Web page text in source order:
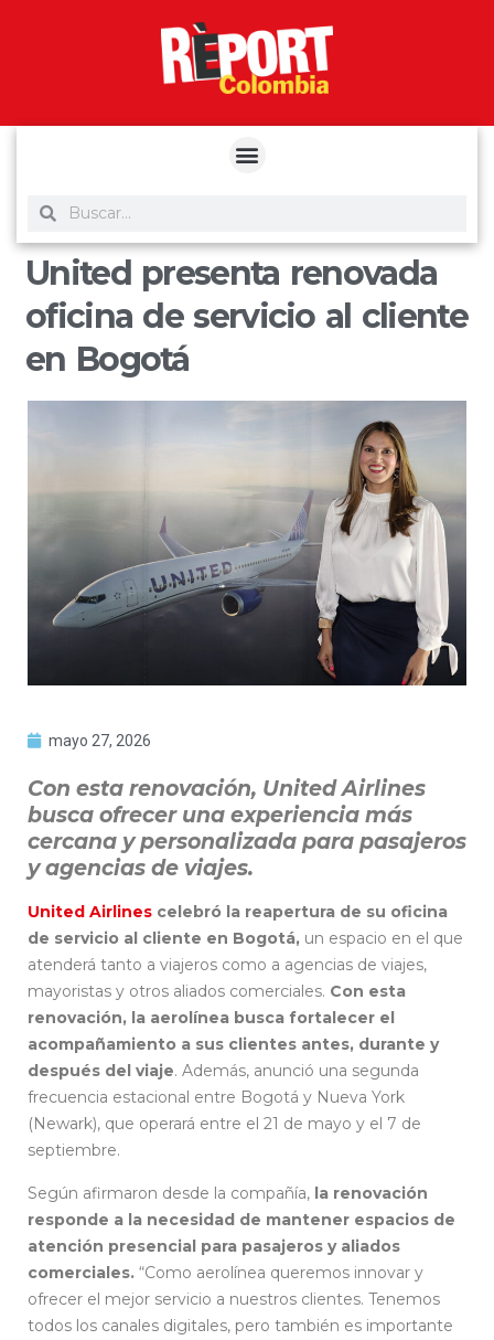
United presenta renovada
oficina de servicio al cliente
en Bogotá
mayo 27, 2026
Con esta renovación, United Airlines
busca ofrecer una experiencia más
cercana y personalizada para pasajeros
y agencias de viajes.
United Airlines celebró la reapertura de su oficina
de servicio al cliente en Bogotá, un espacio en el que
atenderá tanto a viajeros como a agencias de viajes,
mayoristas y otros aliados comerciales. Con esta
renovación, la aerolínea busca fortalecer el
acompañamiento a sus clientes antes, durante y
después del viaje. Además, anunció una segunda
frecuencia estacional entre Bogotá y Nueva York
(Newark), que operará entre el 21 de mayo y el 7 de
septiembre.
Según afirmaron desde la compañía, la renovación
responde a la necesidad de mantener espacios de
atención presencial para pasajeros y aliados
comerciales. “Como aerolínea queremos innovar y
ofrecer el mejor servicio a nuestros clientes. Tenemos
todos los canales digitales, pero también es importante